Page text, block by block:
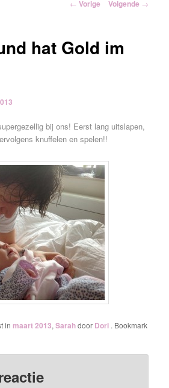
← Vorige Volgende →
hat Gold im
bij ons! Eerst lang uitslapen,
knuffelen en spelen!!
inmaart 2013,Sarahdoor Dori . Bookmark